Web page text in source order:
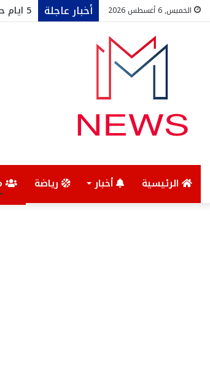
الخميس, 6 أغسطس 2026 أخبار عاجلة
الرئيسية أخبار رياضة